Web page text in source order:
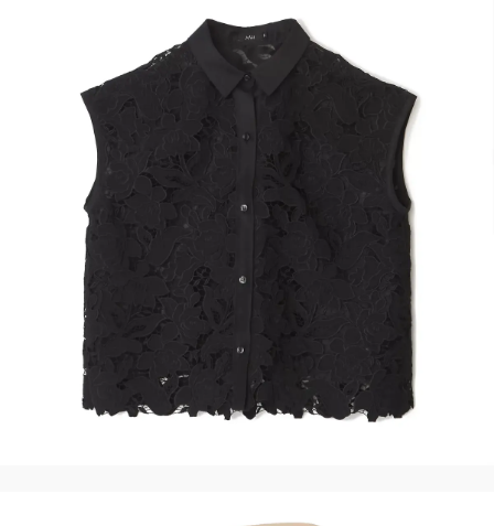
FOLLOW US
そしてエクラの美意識を、SNSで発信しています。
JOIN US
編集部から届くメールマガジン、
会員限定プレゼントや特別イベントへの応募など
特典が満載！